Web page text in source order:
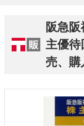
阪急
主優待
売、購